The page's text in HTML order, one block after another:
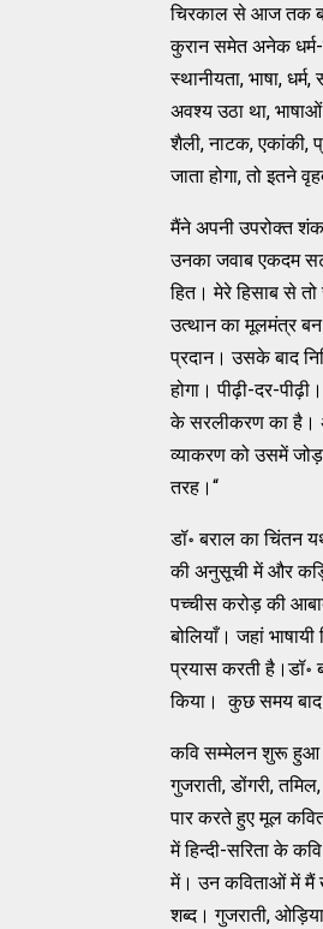
चिरकाल से आज तक
कुरान समेत अनेक
स्थानीयता, भाषा,
अवश्य उठा था,
शैली, नाटक, एकांकी,
जाता होगा, तो इतने
मैंने अपनी उपरोक्त
उनका जवाब एकदम
हित। मेरे हिसाब से तो
उत्थान का मूलमंत्र
प्रदान। उसके बाद
होगा। पीढ़ी-दर-
के सरलीकरण का है।
व्याकरण को उसमें जोड़
तरह।“
डॉ॰ बराल का चिंतन
की अनुसूची में और
पच्चीस करोड़ की
बोलियाँ। जहां
प्रयास करती है।डॉ॰
किया। कुछ समय बाद
कवि सम्मेलन शुरू हुआ
गुजराती, डोंगरी,
पार करते हुए मूल
में हिन्दी-सरिता के
में। उन कविताओं में मैं
शब्द। गुजराती,